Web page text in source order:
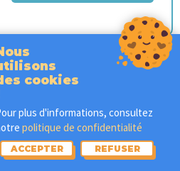
rôle essentiel sur la
et le bien-être au
tout ce qu’il faut
cookies
plus d'informations, consultez
politique de confidentialité
ACCEPTER REFUSER